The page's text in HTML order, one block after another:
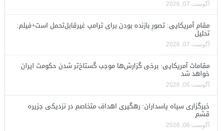
آگوست 07, 2026
مقام آمریکایی: تصورِ بازنده بودن برای ترامپ غیرقابل‌تحمل است+فیلم:
تحلیل
آگوست 07, 2026
مقامات آمریکایی: برخی گزارش‌ها موجب گستاخ‌تر شدن حکومت ایران
خواهد شد
آگوست 06, 2026
خبرگزاری سپاه پاسداران: رهگیری اهداف متخاصم در نزدیکی جزیره
قشم
آگوست 06, 2026